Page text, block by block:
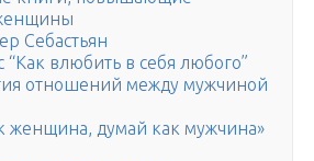
Себастьян
“Как влюбить в себя любого”
отношений между мужчиной
женщина, думай как мужчина»